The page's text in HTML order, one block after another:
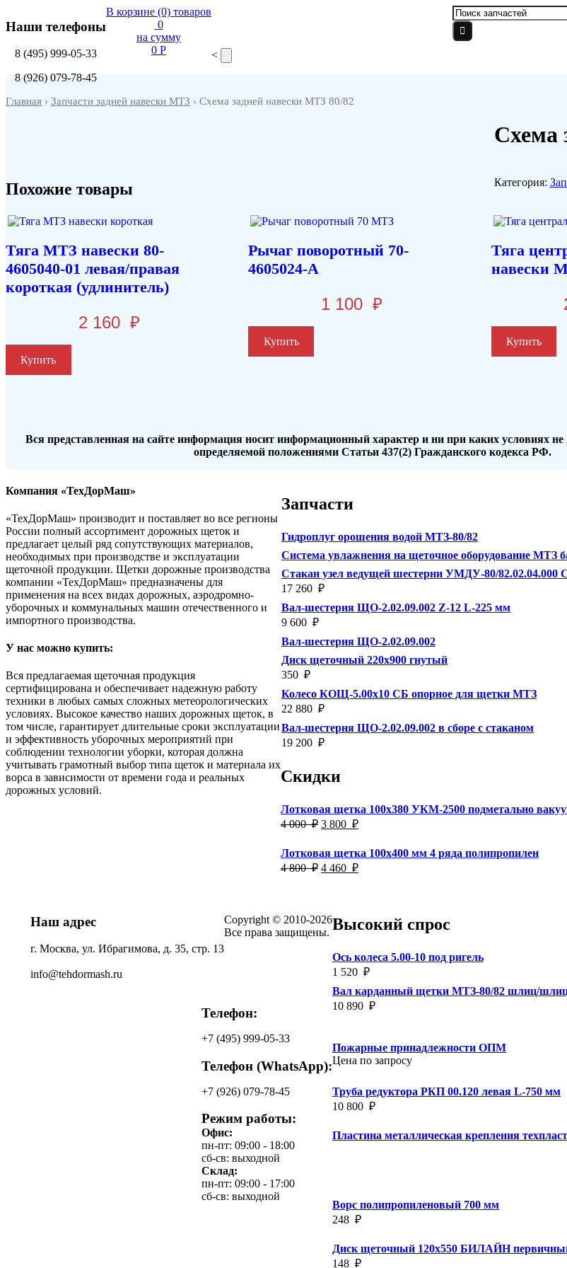
Наши телефоны
8 (495) 999-05-33
8 (926) 079-78-45
В корзине (0) товаров
0
на сумму
0 P
Главная › Запчасти задней навески МТЗ › Схема задней навески МТЗ 80/82
Схема
Категория:
Похожие товары
Тяга МТЗ навески 80-
4605040-01 левая/правая
короткая (удлинитель)
2 160 ₽
Купить
Рычаг поворотный 70-
4605024-А
1 100 ₽
Купить
Тяга
навески
Купить
<
Вся представленная на сайте информация носит информационный характер и ни при каких условиях
определяемой положениями Статьи 437(2) Гражданского кодекса РФ.
Запчасти
Гидроплуг орошения водой МТЗ-80/82
Система увлажнения на щеточное оборудование МТЗ
Стакан узел ведущей шестерни УМДУ-80/82.02.04.000
17 260 ₽
Вал-шестерня ЩО-2.02.09.002 Z-12 L-225 мм
9 600 ₽
Вал-шестерня ЩО-2.02.09.002
Диск щеточный 220х900 гнутый
350 ₽
Колесо КОЩ-5.00х10 СБ опорное для щетки МТЗ
22 880 ₽
Вал-шестерня ЩО-2.02.09.002 в сборе с стаканом
19 200 ₽
Скидки
Лотковая щетка 100х380 УКМ-2500 подметально
4 000₽ Первоначальная
составляла
4
000
3 800 ₽Текущая
800
₽.
Лотковая щетка 100х400 мм 4 ряда полипропилен
4 800₽ Первоначальная
800
₽.
4 460 ₽Текущая
Высокий спрос
Ось колеса 5.00-10 под ригель
1 520 ₽
Вал карданный щетки МТЗ-80/82 шлиц/
10 890 ₽
Пожарные принадлежности ОПМ
Цена по запросу
Труба редуктора РКП 00.120 левая L-750 мм
10 800 ₽
Пластина металлическая крепления
Ворс полипропиленовый 700 мм
248 ₽
Диск щеточный 120х550 БИЛАЙН
148 ₽
Компания «ТехДорМаш»
«ТехДорМаш» производит и поставляет во все регионы
России полный ассортимент дорожных щеток и
предлагает целый ряд сопутствующих материалов,
необходимых при производстве и эксплуатации
щеточной продукции. Щетки дорожные производства
компании «ТехДорМаш» предназначены для
применения на всех видах дорожных, аэродромно-
уборочных и коммунальных машин отечественного и
импортного производства.
У нас можно купить:
Вся предлагаемая щеточная продукция
сертифицирована и обеспечивает надежную работу
техники в любых самых сложных метеорологических
условиях. Высокое качество наших дорожных щеток, в
том числе, гарантирует длительные сроки эксплуатации
и эффективность уборочных мероприятий при
соблюдении технологии уборки, которая должна
учитывать грамотный выбор типа щеток и материала их
ворса в зависимости от времени года и реальных
дорожных условий.
Copyright © 2010-2026
Все права защищены.
Наш адрес
г. Москва, ул. Ибрагимова, д. 35, стр. 13
info@tehdormash.ru
Телефон:
+7 (495) 999-05-33
Телефон (WhatsApp):
+7 (926) 079-78-45
Режим работы:
Офис:
пн-пт: 09:00 - 18:00
сб-св: выходной
Склад:
пн-пт: 09:00 - 17:00
сб-св: выходной